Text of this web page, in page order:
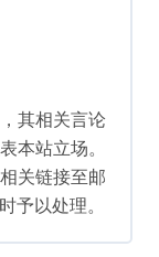
其相关言论
本站立场。
关链接至邮
予以处理。